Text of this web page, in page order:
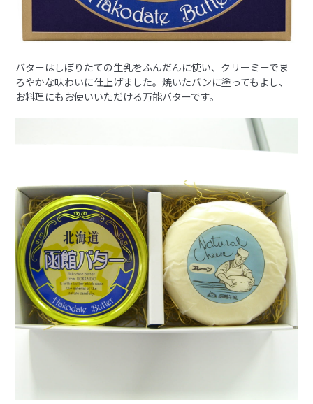
バターはしぼりたての生乳をふんだんに使い、クリーミーでま
ろやかな味わいに仕上げました。焼いたパンに塗ってもよし、
お料理にもお使いいただける万能バターです。